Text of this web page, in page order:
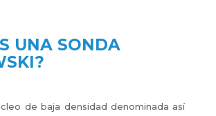
UNA SONDA
de baja densidad denominada así